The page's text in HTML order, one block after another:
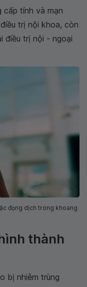
cấp tính và mạn
trị nội khoa, còn
điều trị nội - ngoại
đọng dịch trong khoang
thành
bị nhiễm trùng